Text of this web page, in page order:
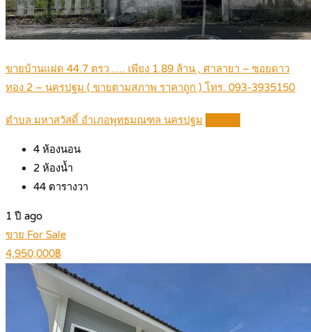
ขายบ้านแฝด 44.7 ตรว …. เพียง 1.89 ล้าน , ศาลายา – ซอยดาว
ทอง 2 – นครปฐม ( ขายตามสภาพ ราคาถูก ) โทร. 093-3935150
ตำบล มหาสวัสดิ์ อำเภอพุทธมณฑล นครปฐม
4 ห้องนอน
2 ห้องน้ำ
44 ตารางวา
1 ปี ago
ขาย For Sale
4,950,000฿